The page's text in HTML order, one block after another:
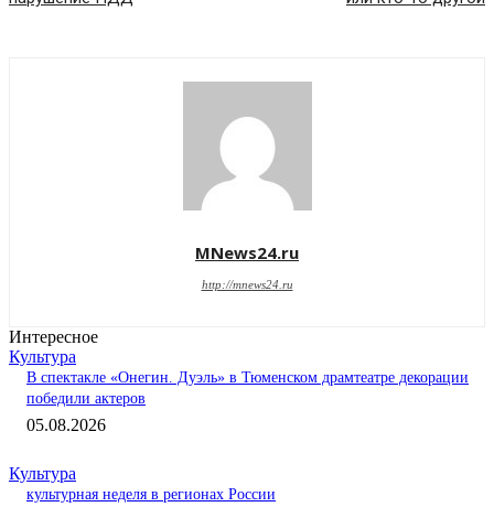
MNews24.ru
http://mnews24.ru
Интересное
Культура
В спектакле «Онегин. Дуэль» в Тюменском драмтеатре декорации
победили актеров
05.08.2026
Культура
культурная неделя в регионах России